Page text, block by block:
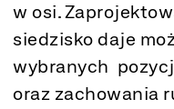
w osi.
siedzisko daje
wybranych
oraz zachowania